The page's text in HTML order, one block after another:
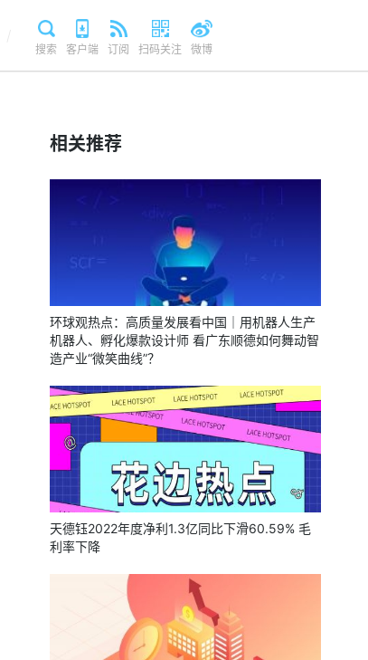
搜索 客户端 订阅 扫码关注 微博
相关推荐
环球观热点：高质量发展看中国｜用机器人生产
机器人、孵化爆款设计师 看广东顺德如何舞动智
造产业“微笑曲线”？
天德钰2022年度净利1.3亿同比下滑60.59% 毛
利率下降